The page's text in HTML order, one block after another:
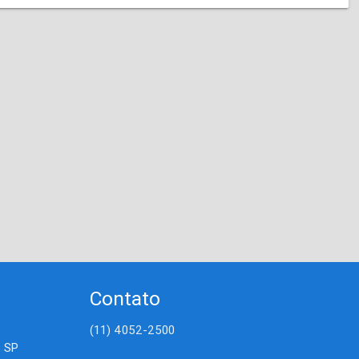
Contato
(11) 4052-2500